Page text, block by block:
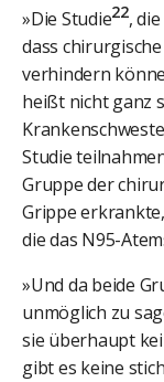
»Die Studie22,
dass
verhindern
heißt nicht ganz
Studie
Gruppe der
Grippe
die das N95-
»Und da beide
unmöglich zu
sie überhaupt
gibt es keine